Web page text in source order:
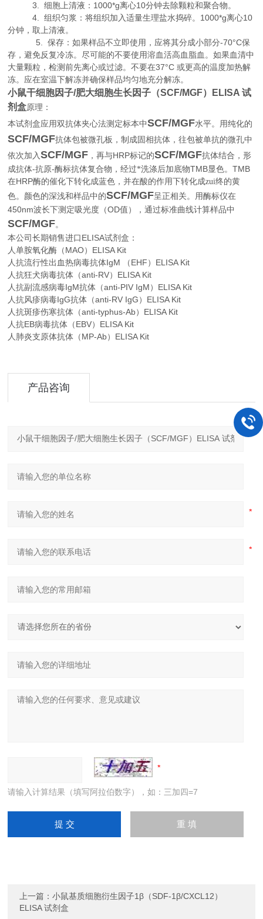
3. 细胞上清液：1000*g离心10分钟去除颗粒和聚合物。
4. 组织匀浆：将组织加入适量生理盐水捣碎。1000*g离心10
分钟，取上清液。
5. 保存：如果样品不立即使用，应将其分成小部分-70°C保
存，避免反复冷冻。尽可能的不要使用溶血活高血脂血。如果血清中
大量颗粒，检测前先离心或过滤。不要在37°C 或更高的温度加热解
冻。应在室温下解冻并确保样品均匀地充分解冻。
小鼠干细胞因子/肥大细胞生长因子（SCF/MGF）ELISA 试
剂盒原理：
本试剂盒应用双抗体夹心法测定标本中SCF/MGF水平。用纯化的
SCF/MGF抗体包被微孔板，制成固相抗体，往包被单抗的微孔中
依次加入SCF/MGF ，再与HRP标记的SCF/MGF抗体结合，形
成抗体-抗原-酶标抗体复合物，经过*洗涤后加底物TMB显色。TMB
在HRP酶的催化下转化成蓝色，并在酸的作用下转化成zui终的黄
色。颜色的深浅和样品中的SCF/MGF呈正相关。用酶标仪在
450nm波长下测定吸光度（OD值），通过标准曲线计算样品中
SCF/MGF。
本公司长期销售进口ELISA试剂盒：
人单胺氧化酶（MAO）ELISA Kit
人抗流行性出血热病毒抗体IgM （EHF）ELISA Kit
人抗狂犬病毒抗体（anti-RV）ELISA Kit
人抗副流感病毒IgM抗体（anti-PIV IgM）ELISA Kit
人抗风疹病毒IgG抗体（anti-RV IgG）ELISA Kit
人抗斑疹伤寒抗体（anti-typhus-Ab）ELISA Kit
人抗EB病毒抗体（EBV）ELISA Kit
人肺炎支原体抗体（MP-Ab）ELISA Kit
产品咨询
请输入计算结果（填写阿拉伯数字），如：三加四=7
上一篇：小鼠基质细胞衍生因子1β（SDF-1β/CXCL12）
ELISA 试剂盒